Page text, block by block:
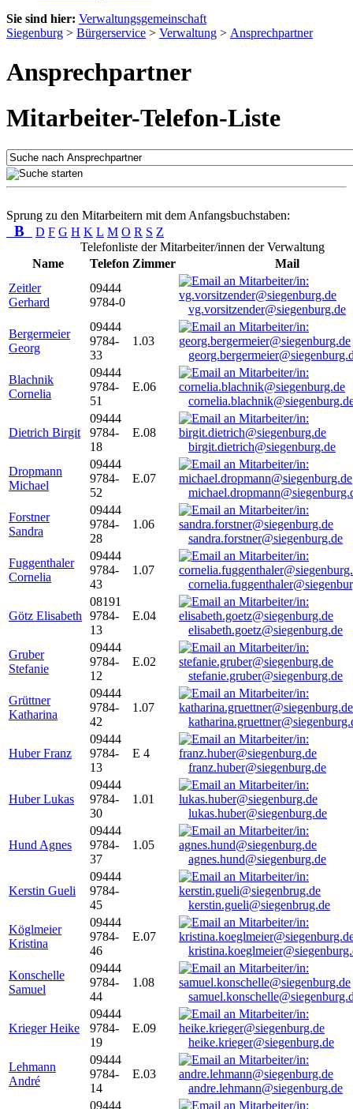
Sie sind hier: Verwaltungsgemeinschaft
Siegenburg > Bürgerservice > Verwaltung > Ansprechpartner
Ansprechpartner
Mitarbeiter-Telefon-Liste
Sprung zu den Mitarbeitern mit dem Anfangsbuchstaben:
B D F G H K L M O R S Z
Telefonliste der Mitarbeiter/innen der Verwaltung
Name
Telefon Zimmer
Mail
Zeitler
Gerhard
09444
9784-0
vg.vorsitzender@siegenburg.de
Bergermeier
Georg
09444
9784-
33
1.03
Blachnik
Cornelia
09444
9784-
51
E.06
Dietrich Birgit
09444
9784-
18
E.08
birgit.dietrich@siegenburg.de
Dropmann
Michael
09444
9784-
52
E.07
Forstner
Sandra
09444
9784-
28
1.06
sandra.forstner@siegenburg.de
Fuggenthaler
Cornelia
09444
9784-
43
1.07
Götz Elisabeth
08191
9784-
13
E.04
elisabeth.goetz@siegenburg.de
Gruber
Stefanie
09444
9784-
12
E.02
stefanie.gruber@siegenburg.de
Grüttner
Katharina
09444
9784-
42
1.07
Huber Franz
09444
9784-
13
E 4
franz.huber@siegenburg.de
Huber Lukas
09444
9784-
30
1.01
lukas.huber@siegenburg.de
Hund Agnes
09444
9784-
37
1.05
agnes.hund@siegenburg.de
Kerstin Gueli
09444
9784-
45
kerstin.gueli@siegenbrug.de
Köglmeier
Kristina
09444
9784-
46
E.07
Konschelle
Samuel
09444
9784-
44
1.08
Krieger Heike
09444
9784-
19
E.09
heike.krieger@siegenburg.de
Lehmann
André
09444
9784-
14
E.03
andre.lehmann@siegenburg.de
09444